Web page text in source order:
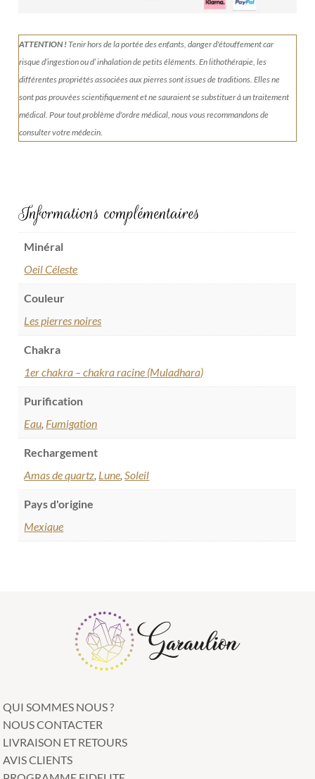
ATTENTION !Tenirhors de la portée des enfants, danger d'étouffement car
risque d’ingestion ou d’ inhalation de petits éléments.En lithothérapie, les
différentes propriétés associées aux pierres sont issues de traditions. Elles ne
sont pas prouvées scientifiquement et ne sauraient se substituer à un traitement
médical. Pour tout problème d'ordre médical, nous vous recommandons de
consulter votre médecin.
Informations complémentaires
Minéral
Oeil Céleste
Couleur
Les pierres noires
Chakra
1er chakra – chakra racine (Muladhara)
Purification
Eau, Fumigation
Rechargement
Amas de quartz, Lune,Soleil
Pays d'origine
Mexique
QUI SOMMES NOUS ?
NOUS CONTACTER
LIVRAISON ET RETOURS
AVIS CLIENTS